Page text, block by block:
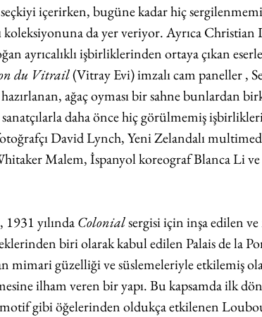
içerirken, bugüne kadar hiç
koleksiyonuna da yer veriyor. Ayrıca
ayrıcalıklı işbirliklerinden ortaya çıkan
du Vitrail (Vitray Evi) imzalı cam paneller ,
ağaç oyması bir sahne bunlardan
daha önce hiç görülmemiş
David Lynch, Yeni Zelandalı
Malem, İspanyol koreograf Blanca Li ve
yılında Colonial sergisi için inşa edilen
biri olarak kabul edilen Palais de la
güzelliği ve süslemeleriyle etkilemiş
ilham veren bir yapı. Bu kapsamda ilk
motif gibi öğelerinden oldukça etkilenen